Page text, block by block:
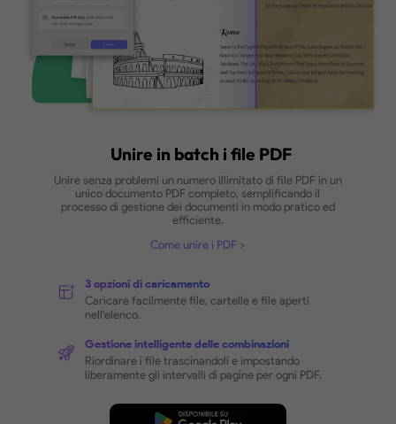
OCR Batch con Precisione
Rivali
Esegui OCR in batch su PDF basati su immagini
trasformandoli in documenti ricercabili,
alta qualità.
38 Lingue Supportate
Cinese, Giapponese, ecc.